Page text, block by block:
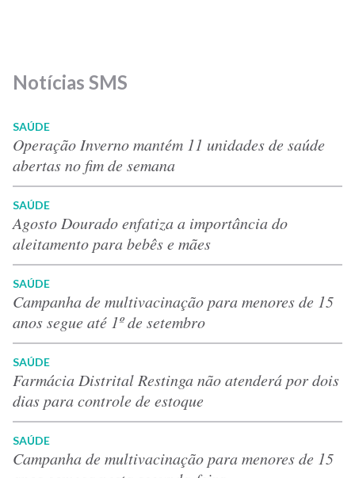
Notícias SMS
SAÚDE
Operação Inverno mantém 11 unidades de saúde
abertas no fim de semana
SAÚDE
Agosto Dourado enfatiza a importância do
aleitamento para bebês e mães
SAÚDE
Campanha de multivacinação para menores de 15
anos segue até 1º de setembro
SAÚDE
Farmácia Distrital Restinga não atenderá por dois
dias para controle de estoque
SAÚDE
Campanha de multivacinação para menores de 15